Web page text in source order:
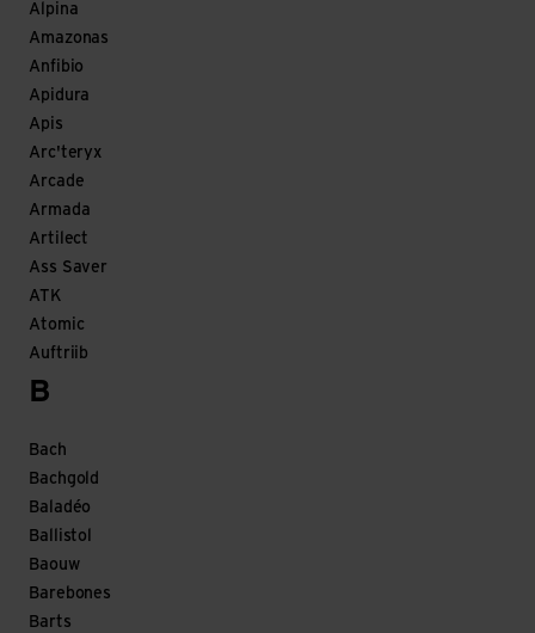
Alpina
Amazonas
Anfibio
Apidura
Apis
Arc'teryx
Arcade
Armada
Artilect
Ass Saver
ATK
Atomic
Auftriib
B
Bach
Bachgold
Baladéo
Ballistol
Baouw
Barebones
Barts